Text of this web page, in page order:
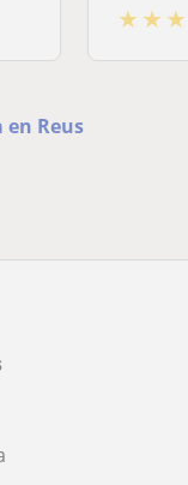
★ ★ ★
Reus